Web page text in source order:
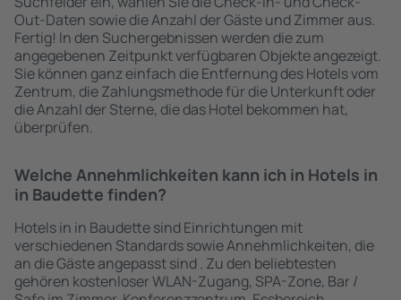
Out-Daten sowie die Anzahl der Gäste und Zimmer aus.
Fertig! In den Suchergebnissen werden die zum
angegebenen Zeitpunkt verfügbaren Objekte angezeigt.
Sie können ganz einfach die Entfernung des Hotels vom
Zentrum, die Zahlungsmethode für die Unterkunft oder
die Anzahl der Sterne, die das Hotel bekommen hat,
überprüfen.
Welche Annehmlichkeiten kann ich in Hotels in
in Baudette finden?
Hotels in in Baudette sind Einrichtungen mit
verschiedenen Standards sowie Annehmlichkeiten, die
an die Gäste angepasst sind . Zu den beliebtesten
gehören kostenloser WLAN-Zugang, SPA-Zone, Bar /